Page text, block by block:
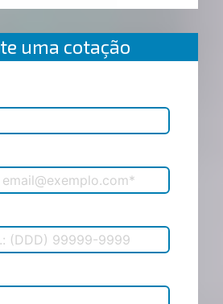
uma cotação